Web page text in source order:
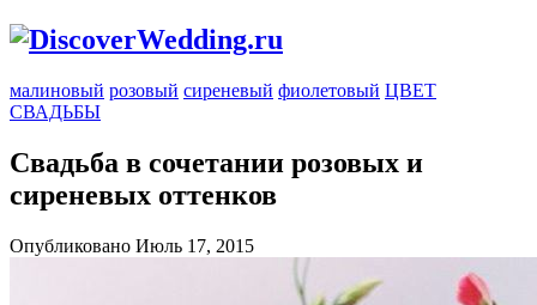
малиновый розовый сиреневый фиолетовый ЦВЕТ
СВАДЬБЫ
Свадьба в сочетании розовых и
сиреневых оттенков
Опубликовано Июль 17, 2015